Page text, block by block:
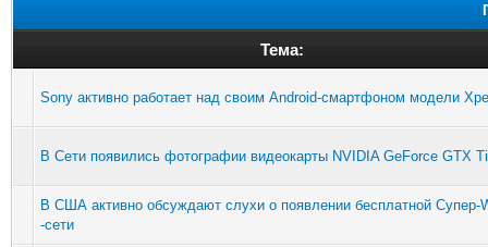
Тема:
Sony активно работает над своим Android-смартфоном модели
В Сети появились фотографии видеокарты NVIDIA GeForce GTX
В США активно обсуждают слухи о появлении бесплатной Супер-
-сети